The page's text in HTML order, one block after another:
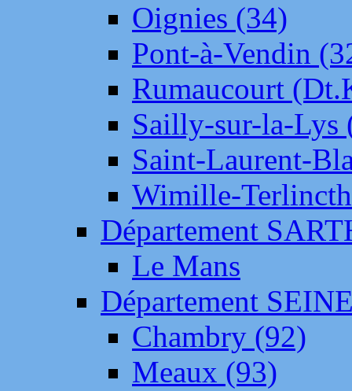
Oignies (34)
Pont-à-Vendin
Rumaucourt
Sailly-sur-la-Lys
Saint-Laurent-
Wimille-
Département
Le Mans
Département
Chambry (92)
Meaux (93)